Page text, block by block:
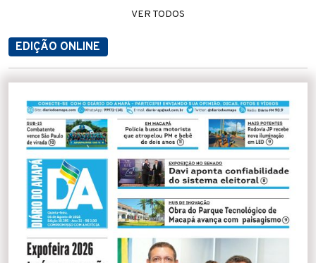
VER TODOS
EDIÇÃO ONLINE